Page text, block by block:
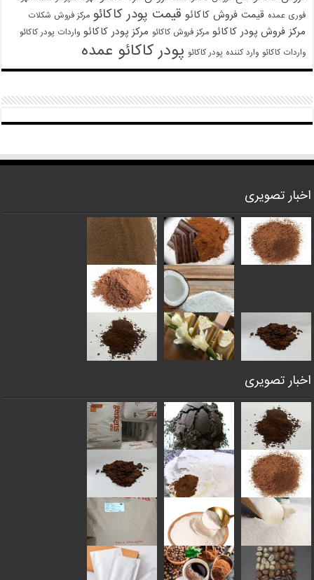
فوری عمده قیمت فروش کاکائو قیمت پودر کاکائو مرکز فروش شکلات
مرکز فروش پودر کاکائو مرکز فروش کاکائو مرکز پودر کاکائو واردات پودر کاکائو
واردات کاکائو وارد کننده پودر کاکائو پودر کاکائو عمده
اخبار تصویری
اخبار تصویری